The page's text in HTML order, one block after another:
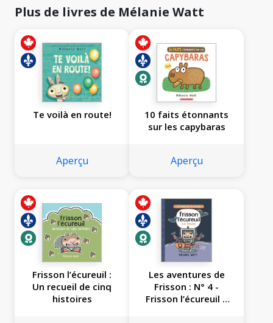
Plus de livres de Mélanie Watt
Te voilà en route!
Aperçu
10 faits étonnants
sur les capybaras
Aperçu
Frisson l’écureuil :
Un recueil de cinq
histoires
Les aventures de
Frisson : N° 4 -
Frisson l’écureuil a